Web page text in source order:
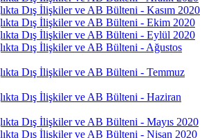
Dış İlişkiler ve AB Bülteni - Kasım 2020
Dış İlişkiler ve AB Bülteni - Ekim 2020
Dış İlişkiler ve AB Bülteni - Eylül 2020
Dış İlişkiler ve AB Bülteni - Ağustos
Dış İlişkiler ve AB Bülteni - Temmuz
Dış İlişkiler ve AB Bülteni - Haziran
Dış İlişkiler ve AB Bülteni - Mayıs 2020
Dış İlişkiler ve AB Bülteni - Nisan 2020